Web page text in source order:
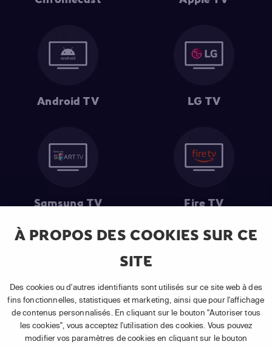
À PROPOS DES COOKIES SUR CE
SITE
Des cookies ou d'autres identifiants sont utilisés sur ce site web à des
fins fonctionnelles, statistiques et marketing, ainsi que pour l'affichage
de contenus personnalisés. En cliquant sur le bouton "Autoriser tous
les cookies", vous acceptez l'utilisation des cookies. Vous pouvez
modifier vos paramètres de cookies en cliquant sur le bouton
Android TV LG TV
Samsung TV Fire TV
souscription à un abonnement APP TV Basic.
(2) Prix de l'abonnement : TVA comprise, hors promotion, hors frais
uniques d'activation, hors frais de matériel et hors frais d'installation.
(3) Restart & Replay:Voir toutes les chaînes disposant de cette
fonctionnalité.